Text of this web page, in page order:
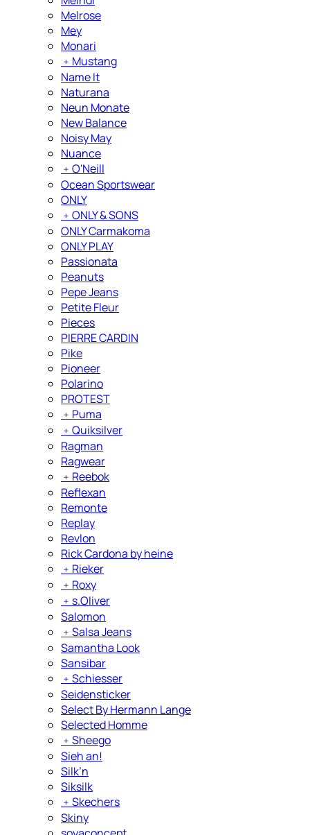
Melrose
Mey
Monari
﹢ Mustang
Name It
Naturana
Neun Monate
New Balance
Noisy May
Nuance
﹢ O'Neill
Ocean Sportswear
ONLY
﹢ ONLY & SONS
ONLY Carmakoma
ONLY PLAY
Passionata
Peanuts
Pepe Jeans
Petite Fleur
Pieces
PIERRE CARDIN
Pike
Pioneer
Polarino
PROTEST
﹢ Puma
﹢ Quiksilver
Ragman
Ragwear
﹢ Reebok
Reflexan
Remonte
Replay
Revlon
Rick Cardona by heine
﹢ Rieker
﹢ Roxy
﹢ s.Oliver
Salomon
﹢ Salsa Jeans
Samantha Look
Sansibar
﹢ Schiesser
Seidensticker
Select By Hermann Lange
Selected Homme
﹢ Sheego
Sieh an!
Silk’n
Siksilk
﹢ Skechers
Skiny